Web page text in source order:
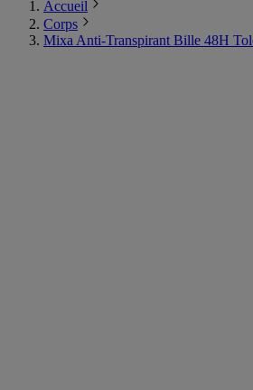
Accueil
Corps
Mixa Anti-Transpirant Bille 48H